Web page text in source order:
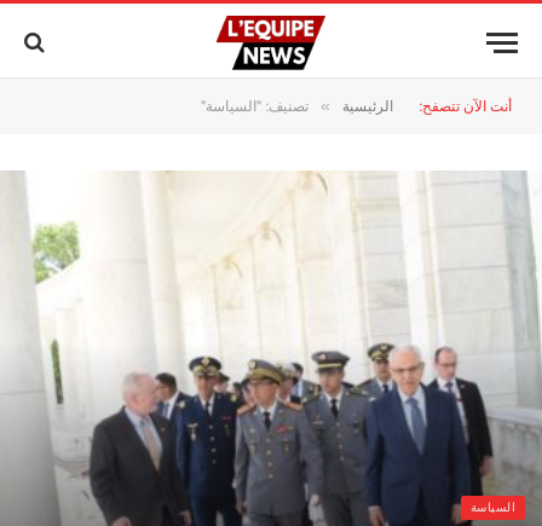
أنت الآن تتصفح: الرئيسية » تصنيف: "السياسة"
السياسة